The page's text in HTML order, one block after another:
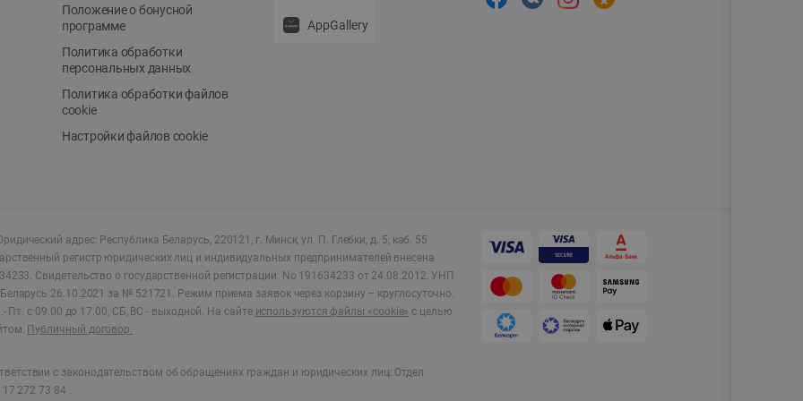
Положение о бонусной
программе
Политика обработки
персональных данных
Политика обработки файлов
cookie
Настройки файлов cookie
AppGallery
адрес: Республика Беларусь, 220121, г. Минск, ул. П. Глебки, д. 5, каб. 55
регистр юридических лиц и индивидуальных предпринимателей внесена
Свидетельство о государственной регистрации: No 191634233 от 24.08.2012. УНП
26.10.2021 за № 521721. Режим приема заявок через корзину – круглосуточно.
Пт. с 09.00 до 17.00, СБ, ВС - выходной. На сайте используются файлы «cookie» с целью
Публичный договор.
с законодательством об обращениях граждан и юридических лиц: Отдел
272 73 84 .